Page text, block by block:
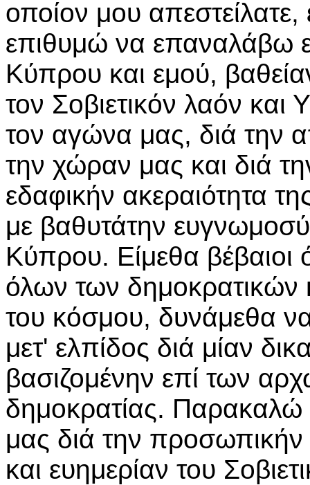
οποίον μου
επιθυμώ να επαναλάβω
Κύπρου και εμού,
τον Σοβιετικόν λαόν
τον αγώνα μας, διά την
την χώραν μας και διά
εδαφικήν ακεραιότητα
με βαθυτάτην
Κύπρου. Είμεθα βέβαιοι
όλων των δημοκρατικών
του κόσμου, δυνάμεθα
μετ' ελπίδος διά μίαν
βασιζομένην επί των
δημοκρατίας. Παρακαλώ
μας διά την προσωπικήν
και ευημερίαν του